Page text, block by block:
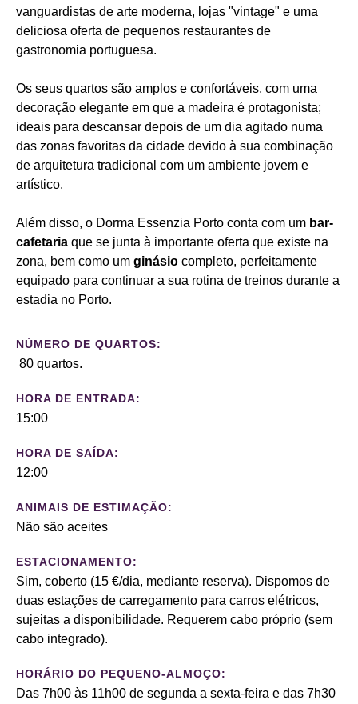
vanguardistas de arte moderna, lojas "vintage" e uma
deliciosa oferta de pequenos restaurantes de
gastronomia portuguesa.
Os seus quartos são amplos e confortáveis, com uma
decoração elegante em que a madeira é protagonista;
ideais para descansar depois de um dia agitado numa
das zonas favoritas da cidade devido à sua combinação
de arquitetura tradicional com um ambiente jovem e
artístico.
Além disso, o Dorma Essenzia Porto conta com um bar-
cafetaria que se junta à importante oferta que existe na
zona, bem como um ginásio completo, perfeitamente
equipado para continuar a sua rotina de treinos durante a
estadia no Porto.
NÚMERO DE QUARTOS:
80 quartos.
HORA DE ENTRADA:
15:00
HORA DE SAÍDA:
12:00
ANIMAIS DE ESTIMAÇÃO:
Não são aceites
ESTACIONAMENTO:
Sim, coberto (15 €/dia, mediante reserva). Dispomos de
duas estações de carregamento para carros elétricos,
sujeitas a disponibilidade. Requerem cabo próprio (sem
cabo integrado).
HORÁRIO DO PEQUENO-ALMOÇO:
Das 7h00 às 11h00 de segunda a sexta-feira e das 7h30